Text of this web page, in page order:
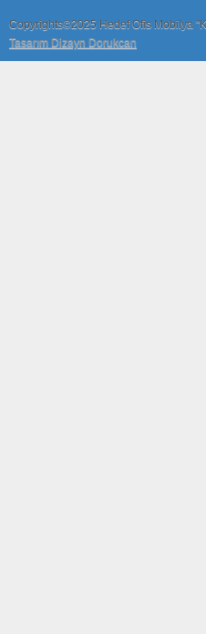
Copyrights©2025 Hedef Ofis Mobilya
Tasarım Dizayn Dorukcan